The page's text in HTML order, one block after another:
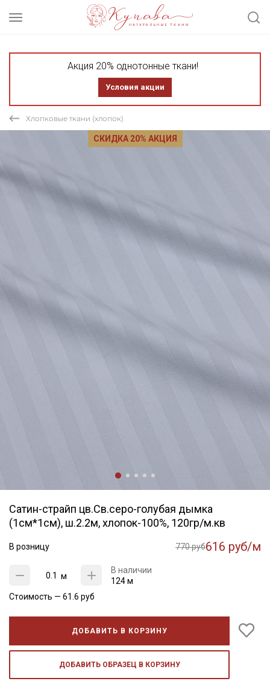
Акция 20% однотонные ткани!
Условия акции
Хлопковые ткани (хлопок)
СКИДКА 20% АКЦИЯ
Сатин-страйп цв.Св.серо-голубая дымка
(1см*1см), ш.2.2м, хлопок-100%, 120гр/м.кв
В розницу 770 руб616 руб/м
м
В наличии
124 м
Стоимость — 61.6 руб
ДОБАВИТЬ В КОРЗИНУ
ДОБАВИТЬ ОБРАЗЕЦ В КОРЗИНУ